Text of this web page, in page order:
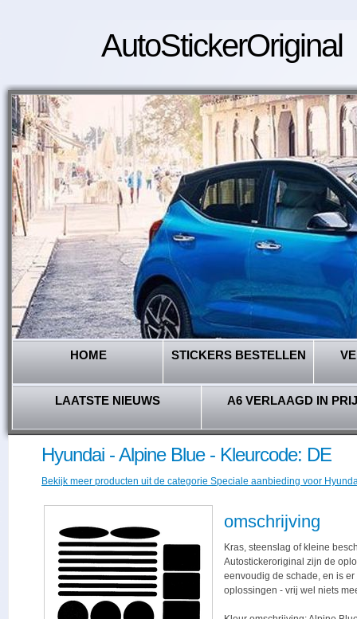
AutoStickerOriginal
HOME STICKERS BESTELLEN
LAATSTE NIEUWS A6 VERLAAGD IN
Hyundai - Alpine Blue - Kleurcode: DE
Bekijk meer producten uit de categorie Speciale aanbieding voor
omschrijving
Kras, steenslag of kleine
Autostickeroriginal zijn de
eenvoudig de schade, en is
oplossingen - vrij wel niets